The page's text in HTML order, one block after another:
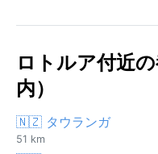
ロトルア付近
内）
🇳🇿 タウランガ
51 km